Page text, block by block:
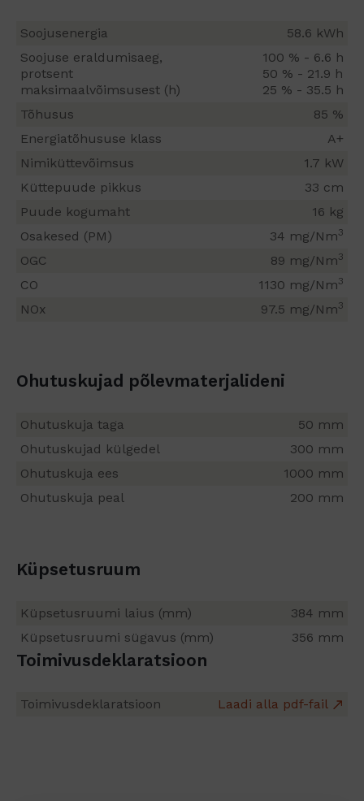
Soojusenergia
58.6 kWh
Soojuse eraldumisaeg,
protsent
maksimaalvõimsusest (h)
100 % - 6.6 h
50 % - 21.9 h
25 % - 35.5 h
Tõhusus
85 %
Energiatõhususe klass
A+
Nimiküttevõimsus
1.7 kW
Küttepuude pikkus
33 cm
Puude kogumaht
16 kg
Osakesed (PM)
34 mg/Nm3
OGC 89 mg/Nm3
CO 1130 mg/Nm3
NOx 97.5 mg/Nm3
Ohutuskujad põlevmaterjalideni
Ohutuskuja taga
50 mm
Ohutuskujad külgedel
300 mm
Ohutuskuja ees
1000 mm
Ohutuskuja peal
200 mm
Küpsetusruum
Küpsetusruumi laius (mm)
384 mm
Küpsetusruumi sügavus (mm)
356 mm
Toimivusdeklaratsioon
Toimivusdeklaratsioon Laadi alla pdf-fail